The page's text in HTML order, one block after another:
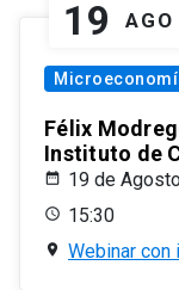
19 AGO
Félix
Instituto de
19 de
15:30
Webinar con